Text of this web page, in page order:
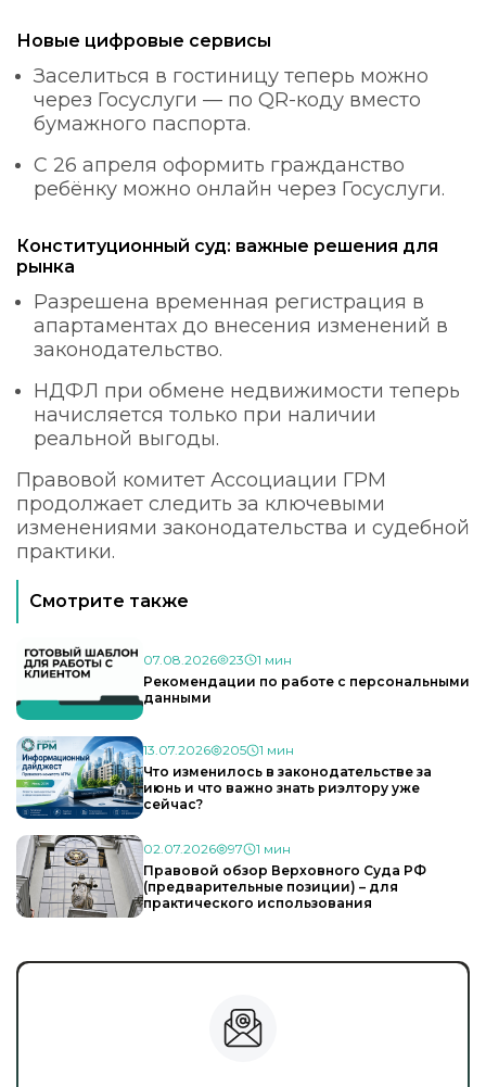
Новые цифровые сервисы
Заселиться в гостиницу теперь можно
через Госуслуги — по QR-коду вместо
бумажного паспорта.
С 26 апреля оформить гражданство
ребёнку можно онлайн через Госуслуги.
Конституционный суд: важные решения для
рынка
Разрешена временная регистрация в
апартаментах до внесения изменений в
законодательство.
НДФЛ при обмене недвижимости теперь
начисляется только при наличии
реальной выгоды.
Правовой комитет Ассоциации ГРМ
продолжает следить за ключевыми
изменениями законодательства и судебной
практики.
Смотрите также
07.08.2026 23
1 мин
Рекомендации по работе с персональными
данными
13.07.2026 205
1 мин
Что изменилось в законодательстве за
июнь и что важно знать риэлтору уже
сейчас?
02.07.2026 97
1 мин
Правовой обзор Верховного Суда РФ
(предварительные позиции) – для
практического использования